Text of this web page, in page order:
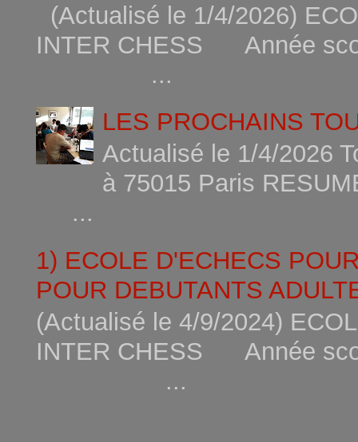
(Actualisé le 1/4/2026)
INTER CHESS Année
...
LES PROCHAINS
Actualisé le 1/4/2026
à 75015
...
1) ECOLE D'ECHECS
POUR DEBUTANTS
(Actualisé le 4/9/2024)
INTER CHESS Année
...